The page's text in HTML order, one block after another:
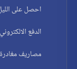
احصل على
الدفع الالكتروني
مصاريف مغادرة